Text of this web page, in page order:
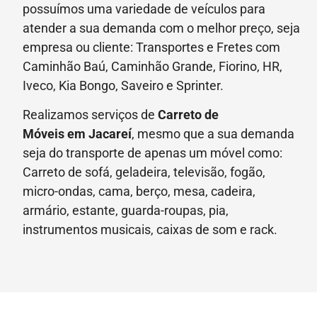
possuímos uma variedade de veículos para
atender a sua demanda com o melhor preço, seja
empresa ou cliente: Transportes e Fretes com
Caminhão Baú, Caminhão Grande, Fiorino, HR,
Iveco, Kia Bongo, Saveiro e Sprinter.
Realizamos serviços de Carreto de
Móveisem Jacareí, mesmo que a sua demanda
seja do transporte de apenas um móvel como:
Carreto de sofá, geladeira, televisão, fogão,
micro-ondas, cama, berço, mesa, cadeira,
armário, estante, guarda-roupas, pia,
instrumentos musicais, caixas de som e rack.